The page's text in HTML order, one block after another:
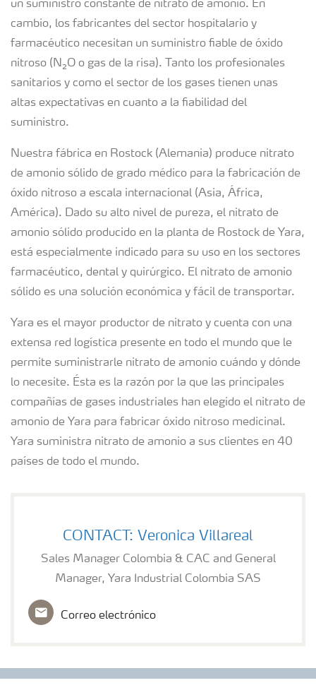
un suministro constante de nitrato de amonio. En
cambio, los fabricantes del sector hospitalario y
farmacéutico necesitan un suministro fiable de óxido
nitroso (N₂O o gas de la risa). Tanto los profesionales
sanitarios y como el sector de los gases tienen unas
altas expectativas en cuanto a la fiabilidad del
suministro.
Nuestra fábrica en Rostock (Alemania) produce nitrato
de amonio sólido de grado médico para la fabricación de
óxido nitroso a escala internacional (Asia, África,
América). Dado su alto nivel de pureza, el nitrato de
amonio sólido producido en la planta de Rostock de Yara,
está especialmente indicado para su uso en los sectores
farmacéutico, dental y quirúrgico. El nitrato de amonio
sólido es una solución económica y fácil de transportar.
Yara es el mayor productor de nitrato y cuenta con una
extensa red logística presente en todo el mundo que le
permite suministrarle nitrato de amonio cuándo y dónde
lo necesite. Ésta es la razón por la que las principales
compañías de gases industriales han elegido el nitrato de
amonio de Yara para fabricar óxido nitroso medicinal.
Yara suministra nitrato de amonio a sus clientes en 40
países de todo el mundo.
CONTACT: Veronica Villareal
Sales Manager Colombia & CAC and General
Manager, Yara Industrial Colombia SAS
Correo electrónico